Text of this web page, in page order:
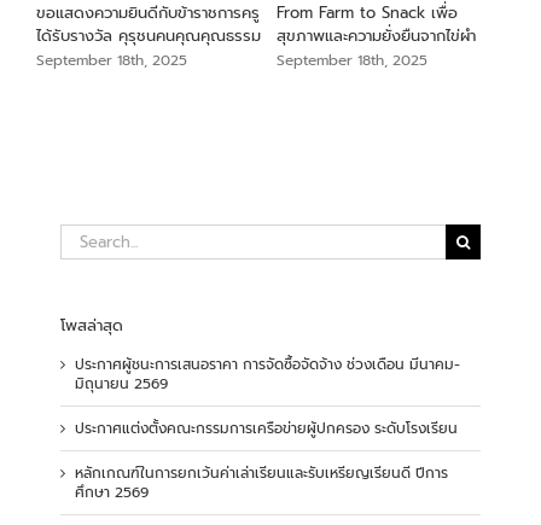
ขอแสดงความยินดีกับข้าราชการครู
ได้รับรางวัล คุรุชนคนคุณคุณธรรม
September 18th, 2025
From Farm to Snack เพื่อ
สุขภาพและความยั่งยืนจากไข่ผำ
September 18th, 2025
Search
for:
โพสล่าสุด
ประกาศผู้ชนะการเสนอราคา การจัดซื้อจัดจ้าง ช่วงเดือน มีนาคม-
มิถุนายน 2569
ประกาศแต่งตั้งคณะกรรมการเครือข่ายผู้ปกครอง ระดับโรงเรียน
หลักเกณฑ์ในการยกเว้นค่าเล่าเรียนและรับเหรียญเรียนดี ปีการ
ศึกษา 2569